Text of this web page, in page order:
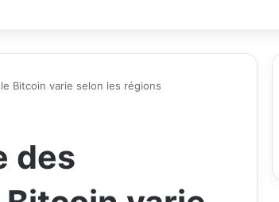
Bitcoin varie selon les régions
des